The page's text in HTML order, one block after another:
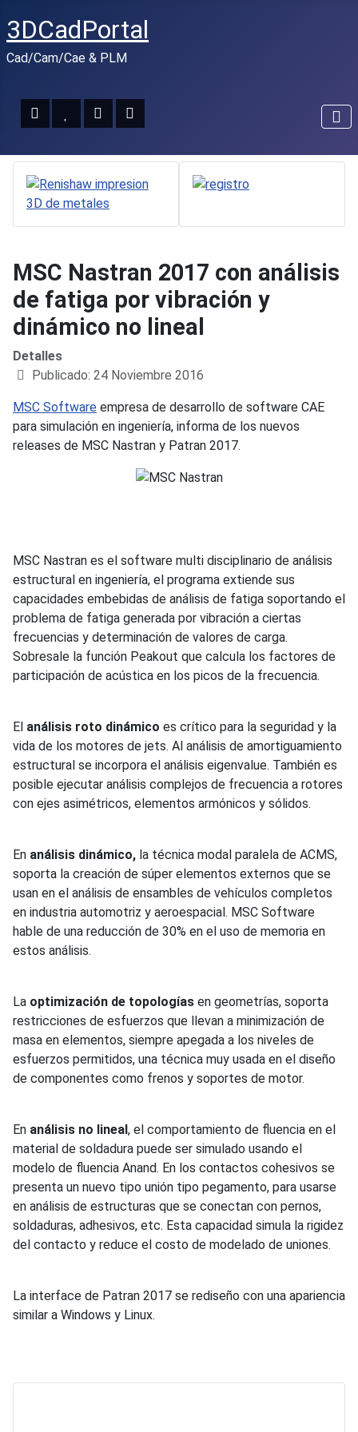
3DCadPortal
Cad/Cam/Cae & PLM
MSC Nastran 2017 con análisis
de fatiga por vibración y
dinámico no lineal
Detalles
Publicado: 24 Noviembre 2016
MSC Software empresa de desarrollo de software CAE
para simulación en ingeniería, informa de los nuevos
releases de MSC Nastran y Patran 2017.
MSC Nastran es el software multi disciplinario de análisis
estructural en ingeniería, el programa extiende sus
capacidades embebidas de análisis de fatiga soportando el
problema de fatiga generada por vibración a ciertas
frecuencias y determinación de valores de carga.
Sobresale la función Peakout que calcula los factores de
participación de acústica en los picos de la frecuencia.
El análisis roto dinámico es crítico para la seguridad y la
vida de los motores de jets. Al análisis de amortiguamiento
estructural se incorpora el análisis eigenvalue. También es
posible ejecutar análisis complejos de frecuencia a rotores
con ejes asimétricos, elementos armónicos y sólidos.
En análisis dinámico, la técnica modal paralela de ACMS,
soporta la creación de súper elementos externos que se
usan en el análisis de ensambles de vehículos completos
en industria automotriz y aeroespacial. MSC Software
hable de una reducción de 30% en el uso de memoria en
estos análisis.
La optimización de topologías en geometrías, soporta
restricciones de esfuerzos que llevan a minimización de
masa en elementos, siempre apegada a los niveles de
esfuerzos permitidos, una técnica muy usada en el diseño
de componentes como frenos y soportes de motor.
En análisis no lineal , el comportamiento de fluencia en el
material de soldadura puede ser simulado usando el
modelo de fluencia Anand. En los contactos cohesivos se
presenta un nuevo tipo unión tipo pegamento, para usarse
en análisis de estructuras que se conectan con pernos,
soldaduras, adhesivos, etc. Esta capacidad simula la rigidez
del contacto y reduce el costo de modelado de uniones.
La interface de Patran 2017 se rediseño con una apariencia
similar a Windows y Linux.